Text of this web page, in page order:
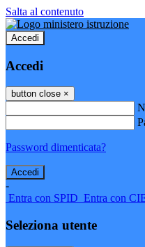
Salta al contenuto
Accedi
Accedi
button close ×
Password dimenticata?
-
Entra con SPID Entra con
Seleziona utente